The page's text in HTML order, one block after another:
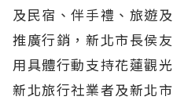
及民宿、伴手禮、旅遊
推廣行銷，新北市長侯
用具體行動支持花蓮觀
新北旅行社業者及新北